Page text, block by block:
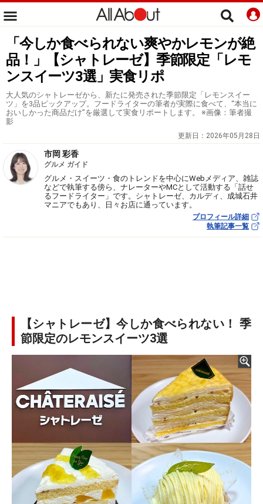
「今しか食べられない爽やかレモンが絶
品！」【シャトレーゼ】季節限定「レモ
ンスイーツ3選」実食リポ
大人気のシャトレーゼから、新たに発売された季節限定「レモンスイー
ツ」を3品ピックアップ。フードライターの筆者が実際に食べて、“本当に
おいしかった商品だけ”を厳選して実食リポートします。 ※画像：筆者撮
影
更新日： 2026年05月28日
市岡 彩香
グルメ ガイド
グルメ・スイーツ・食のトレンドを中心にWebメディア、雑誌
などで執筆する傍ら、ナレーターやMCとして活動する「話せ
るフードライター」です。シャトレーゼ、カルディ、成城石井
マニアでもあり、日々お店に通っています。
プロフィール詳細
執筆記事一覧
【シャトレーゼ】今しか食べられない！ 季
節限定のレモンスイーツ3選